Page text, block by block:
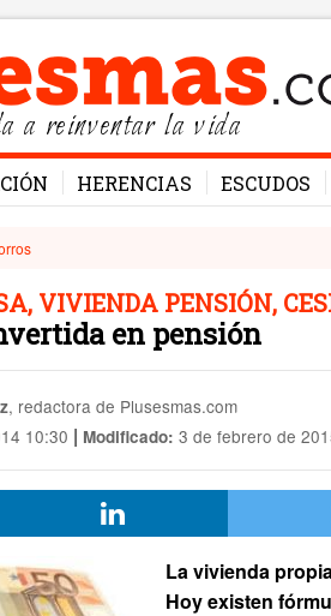
a reinventar la vida
HERENCIAS ESCUDOS
VIVIENDA PENSIÓN,
en pensión
, redactora de Plusesmas.com
10:30 | Modificado: 3 de febrero de
La vivienda
Hoy existen